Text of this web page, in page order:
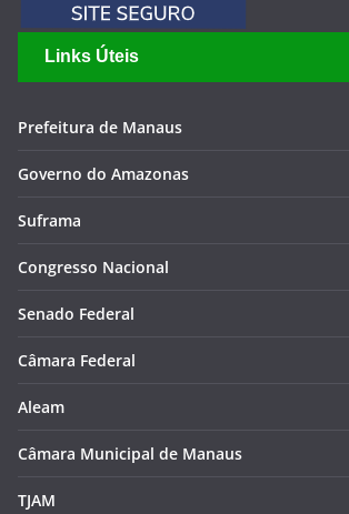
Links Úteis
Prefeitura de Manaus
Governo do Amazonas
Suframa
Congresso Nacional
Senado Federal
Câmara Federal
Aleam
Câmara Municipal de Manaus
TJAM